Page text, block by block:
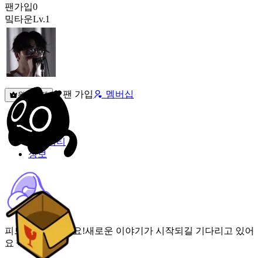
팬가입0
밐타운Lv.1
원픽선택 팬 가입 멤버십
밐타운
피드
커뮤니티
정보
피드가 비어있어요!새로운 이야기가 시작되길 기다리고 있어
요 🌟